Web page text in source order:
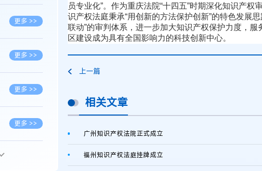
更多 >>
更多 >>
更多 >>
更多 >>
员专业化”。作为重庆法院“十四五”时期深化知识产
识产权法庭秉承“用创新的方法保护创新”的特色发展
联动”的审判体系，进一步加大知识产权保护力度，
区建设成为具有全国影响力的科技创新中心。
上一篇
相关文章
广州知识产权法院正式成立
福州知识产权法庭挂牌成立